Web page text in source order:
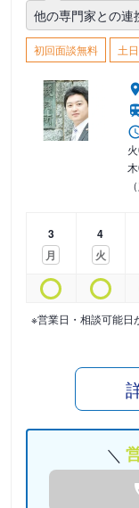
他の専門家との連
初回面談無料 土
火
木
3
月
4
火
※営業日・相談可能日